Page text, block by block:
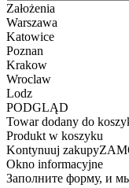
Założenia
Warszawa
Katowice
Poznan
Krakow
Wroclaw
Lodz
PODGLĄD
Towar dodany do
Produkt w koszyku
Kontynuuj zakupy
Okno informacyjne
Заполните форму, и